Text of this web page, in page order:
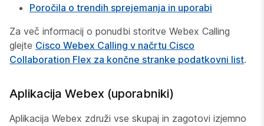
Poročila o trendih sprejemanja in uporabi
Za več informacij o ponudbi storitve Webex Calling
glejte Cisco Webex Calling v načrtu Cisco
Collaboration Flex za končne stranke podatkovni list.
Aplikacija Webex (uporabniki)
Aplikacija Webex združi vse skupaj in zagotovi izjemno